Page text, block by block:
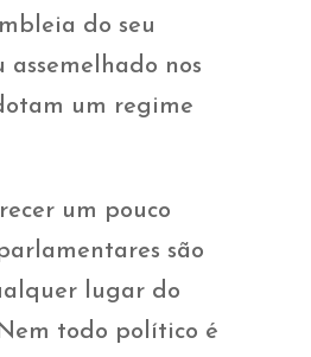
do seu
assemelhado nos
um regime
um pouco
são
lugar do
todo político é